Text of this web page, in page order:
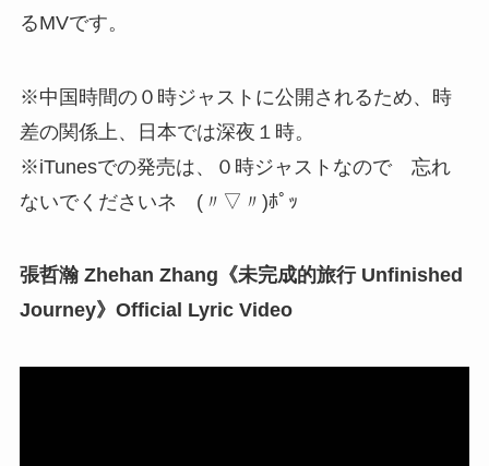
るMVです。
※中国時間の０時ジャストに公開されるため、時
差の関係上、日本では深夜１時。
※iTunesでの発売は、０時ジャストなので 忘れ
ないでくださいネ (〃▽〃)ﾎﾟｯ
張哲瀚 Zhehan Zhang《未完成的旅行 Unfinished
Journey》Official Lyric Video